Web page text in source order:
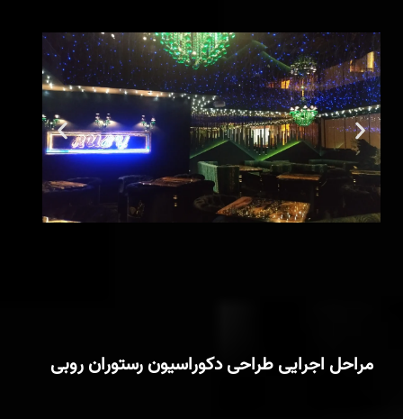
مراحل اجرایی طراحی دکوراسیون رستوران روبی